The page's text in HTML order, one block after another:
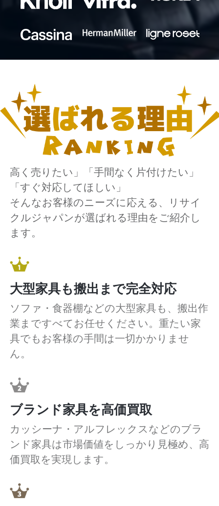
高く売りたい」「手間なく片付けたい」
「すぐ対応してほしい」
そんなお客様のニーズに応える、リサイ
クルジャパンが選ばれる理由をご紹介し
ます。
大型家具も搬出まで完全対応
ソファ・食器棚などの大型家具も、搬出作
業まですべてお任せください。重たい家
具でもお客様の手間は一切かかりませ
ん。
ブランド家具を高価買取
カッシーナ・アルフレックスなどのブラ
ンド家具は市場価値をしっかり見極め、高
価買取を実現します。